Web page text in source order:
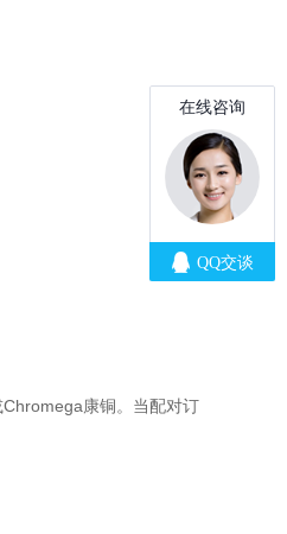
康铜。当配对订